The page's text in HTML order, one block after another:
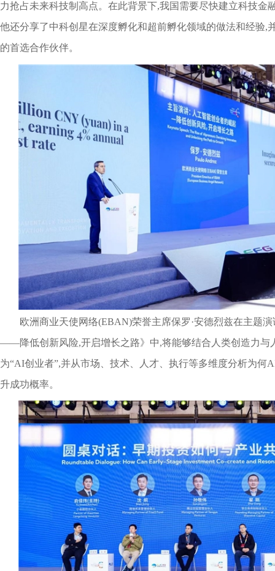
力抢占未来科技制高点。在此背景下,我国需要尽快建立科技金
他还分享了中科创星在深度孵化和超前孵化领域的做法和经验,
的首选合作伙伴。
欧洲商业天使网络(EBAN)荣誉主席保罗·安德烈兹在主题
——降低创新风险,开启增长之路》中,将能够结合人类创造力与
为“AI创业者”,并从市场、技术、人才、执行等多维度分析为何
升成功概率。